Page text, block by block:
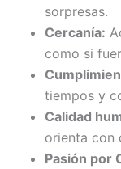
sorpresas.
Cercanía:
como si
tiempos y
Calidad
orienta con
Pasión por